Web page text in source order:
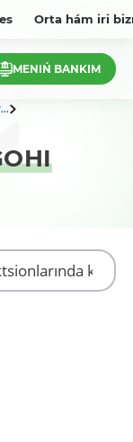
Orta hám iri
MENIŃ BANKIM